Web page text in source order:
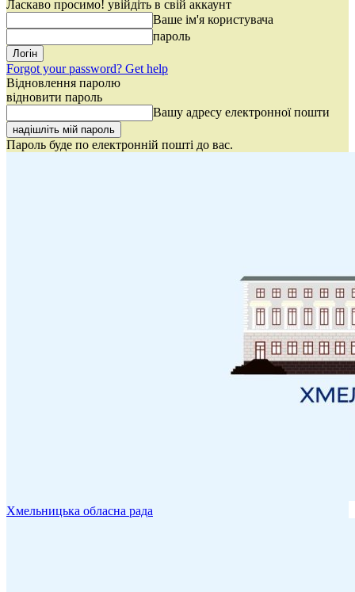
Ласкаво просимо! увійдіть в свій аккаунт
Ваше ім'я користувача
пароль
Forgot your password? Get help
Відновлення паролю
відновити пароль
Вашу адресу електронної пошти
Пароль буде по електронній пошті до вас.
Хмельницька обласна рада